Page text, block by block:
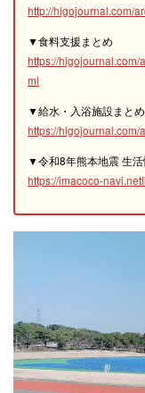
http://higojournal.com/
▼食料支援まとめ
https://
ml
▼給水・入浴施設まとめ
https://
▼令和8年熊本地震 生
https://imacoco-